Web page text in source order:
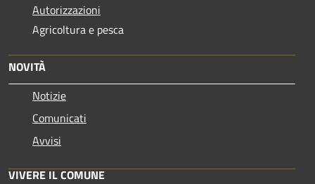
Autorizzazioni
Agricoltura e pesca
NOVITÀ
Notizie
Comunicati
Avvisi
VIVERE IL COMUNE